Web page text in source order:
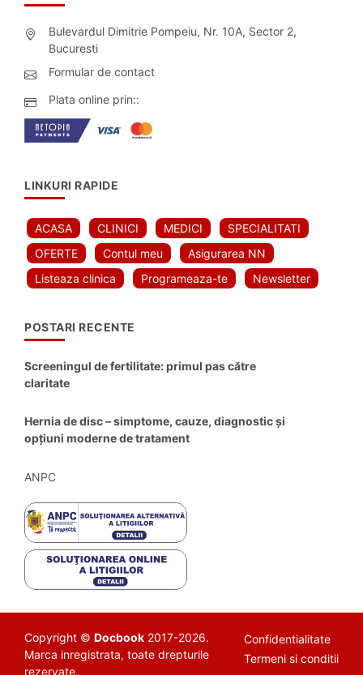
Bulevardul Dimitrie Pompeiu, Nr. 10A, Sector 2,
Bucuresti
Formular de contact
Plata online prin::
LINKURI RAPIDE
ACASA CLINICI MEDICI
SPECIALITATI
OFERTE
Contul meu
Asigurarea NN
Listeaza clinica
Programeaza-te Newsletter
POSTARI RECENTE
Screeningul de fertilitate: primul pas către
claritate
Hernia de disc – simptome, cauze, diagnostic și
opțiuni moderne de tratament
ANPC
Copyright © Docbook 2017-2026.
Marca inregistrata, toate drepturile
rezervate.
Confidentialitate
Termeni si conditii